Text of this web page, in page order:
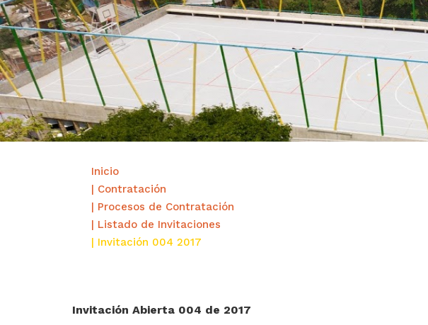
Inicio
| Contratación
| Procesos de Contratación
| Listado de Invitaciones
| Invitación 004 2017
Invitación Abierta 004 de 2017